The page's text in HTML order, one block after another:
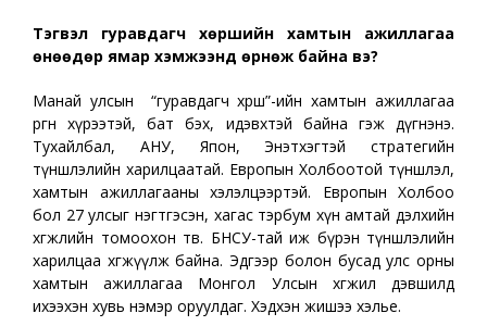
Тэгвэл гуравдагч хөршийн хамтын ажиллагаа
өнөөдөр ямар хэмжээнд өрнөж байна вэ?
Манай улсын “гуравдагч хөрш”-ийн хамтын ажиллагаа
өргөн хүрээтэй, бат бэх, идэвхтэй байна гэж дүгнэнэ.
Тухайлбал, АНУ, Япон, Энэтхэгтэй стратегийн
түншлэлийн харилцаатай. Европын Холбоотой түншлэл,
хамтын ажиллагааны хэлэлцээртэй. Европын Холбоо
бол 27 улсыг нэгтгэсэн, хагас тэрбум хүн амтай дэлхийн
хөгжлийн томоохон төв. БНСУ-тай иж бүрэн түншлэлийн
харилцаа хөгжүүлж байна. Эдгээр болон бусад улс орны
хамтын ажиллагаа Монгол Улсын хөгжил дэвшилд
ихээхэн хувь нэмэр оруулдаг. Хэдхэн жишээ хэлье.